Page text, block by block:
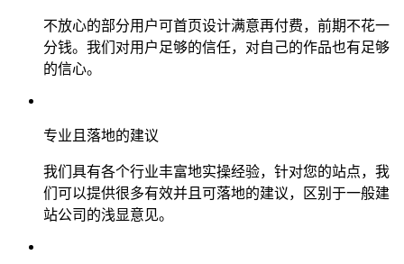
不放心的部分用户可首页设计满意再付费，前期不花一
分钱。我们对用户足够的信任，对自己的作品也有足够
的信心。
专业且落地的建议
我们具有各个行业丰富地实操经验，针对您的站点，我
们可以提供很多有效并且可落地的建议，区别于一般建
站公司的浅显意见。